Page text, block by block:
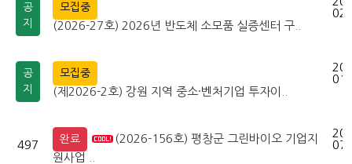
공
지
모집중
(2026-27호) 2026년 반도체 소모품 실증센터 구..
공
지
모집중
(제2026-2호) 강원 지역 중소·벤처기업 투자이..
497 완료
(2026-156호) 평창군 그린바이오 기업지
원사업 ..